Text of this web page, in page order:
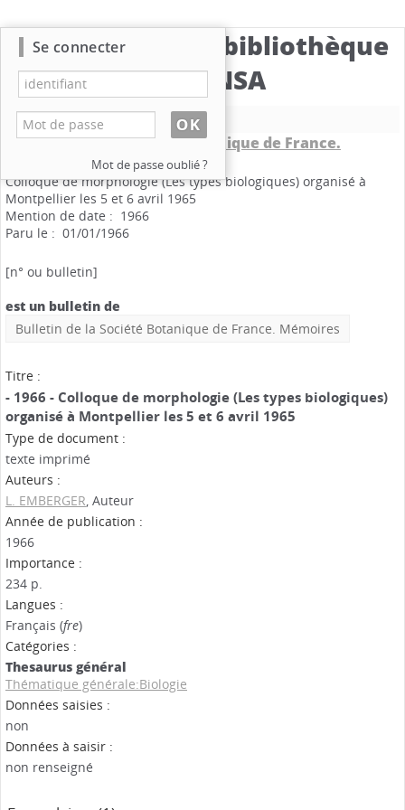
Catalogue de la bibliothèque
du CBNSA
Nouvelle recherche
Bulletin de la Société Botanique de France.
Colloque de morphologie (Les types biologiques) organisé à
Montpellier les 5 et 6 avril 1965
Mention de date : 1966
Paru le : 01/01/1966
[n° ou bulletin]
est un bulletin de
Bulletin de la Société Botanique de France. Mémoires
Titre :
- 1966 - Colloque de morphologie (Les types biologiques)
organisé à Montpellier les 5 et 6 avril 1965
Type de document :
texte imprimé
Auteurs :
L. EMBERGER, Auteur
Année de publication :
1966
Importance :
234 p.
Langues :
Français (fre)
Catégories :
Thesaurus général
Thématique générale:Biologie
Données saisies :
non
Données à saisir :
non renseigné
Se connecter
Mot de passe oublié ?